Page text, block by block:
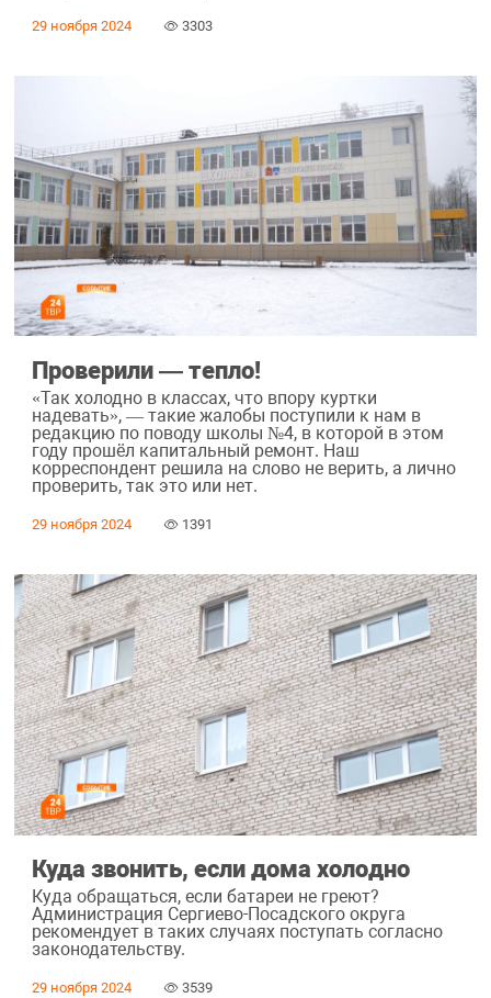
29 ноября 2024 3303
Проверили — тепло!
«Так холодно в классах, что впору куртки
надевать», — такие жалобы поступили к нам в
редакцию по поводу школы №4, в которой в этом
году прошёл капитальный ремонт. Наш
корреспондент решила на слово не верить, а лично
проверить, так это или нет.
29 ноября 2024 1391
Куда звонить, если дома холодно
Куда обращаться, если батареи не греют?
Администрация Сергиево-Посадского округа
рекомендует в таких случаях поступать согласно
законодательству.
29 ноября 2024 3539